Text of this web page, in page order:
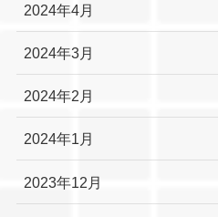
2024年4月
2024年3月
2024年2月
2024年1月
2023年12月